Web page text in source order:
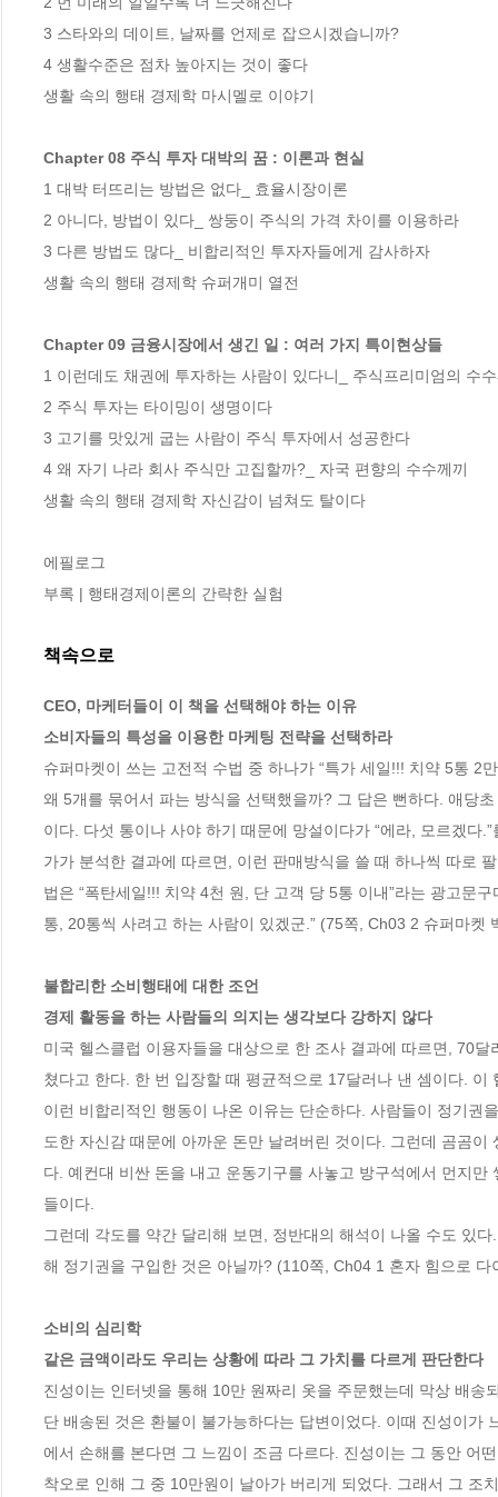
3 스타와의 데이트, 날짜를 언제로 잡으시겠습니까?
4 생활수준은 점차 높아지는 것이 좋다
생활 속의 행태 경제학 마시멜로 이야기
Chapter 08 주식 투자 대박의 꿈 : 이론과 현실
1 대박 터뜨리는 방법은 없다_ 효율시장이론
2 아니다, 방법이 있다_ 쌍둥이 주식의 가격 차이를 이용하라
3 다른 방법도 많다_ 비합리적인 투자자들에게 감사하자
생활 속의 행태 경제학 슈퍼개미 열전
Chapter 09 금융시장에서 생긴 일 : 여러 가지 특이현상들
1 이런데도 채권에 투자하는 사람이 있다니_ 주식프리미엄의 수
2 주식 투자는 타이밍이 생명이다
3 고기를 맛있게 굽는 사람이 주식 투자에서 성공한다
4 왜 자기 나라 회사 주식만 고집할까?_ 자국 편향의 수수께끼
생활 속의 행태 경제학 자신감이 넘쳐도 탈이다
에필로그
부록 | 행태경제이론의 간략한 실험
책속으로
CEO, 마케터들이 이 책을 선택해야 하는 이유
소비자들의 특성을 이용한 마케팅 전략을 선택하라
슈퍼마켓이 쓰는 고전적 수법 중 하나가 “특가 세일!!! 치약 5통 2
왜 5개를 묶어서 파는 방식을 선택했을까? 그 답은 뻔하다. 애당
이다. 다섯 통이나 사야 하기 때문에 망설이다가 “에라, 모르겠다
가가 분석한 결과에 따르면, 이런 판매방식을 쓸 때 하나씩 따로
법은 “폭탄세일!!! 치약 4천 원, 단 고객 당 5통 이내”라는 광고문
통, 20통씩 사려고 하는 사람이 있겠군.” (75쪽, Ch03 2 슈퍼마켓
불합리한 소비행태에 대한 조언
경제 활동을 하는 사람들의 의지는 생각보다 강하지 않다
미국 헬스클럽 이용자들을 대상으로 한 조사 결과에 따르면, 70
쳤다고 한다. 한 번 입장할 때 평균적으로 17달러나 낸 셈이다.
이런 비합리적인 행동이 나온 이유는 단순하다. 사람들이 정기권
도한 자신감 때문에 아까운 돈만 날려버린 것이다. 그런데 곰곰
다. 예컨대 비싼 돈을 내고 운동기구를 사놓고 방구석에서 먼지
들이다.
그런데 각도를 약간 달리해 보면, 정반대의 해석이 나올 수도 있
해 정기권을 구입한 것은 아닐까? (110쪽, Ch04 1 혼자 힘으로
소비의 심리학
같은 금액이라도 우리는 상황에 따라 그 가치를 다르게 판단한다
진성이는 인터넷을 통해 10만 원짜리 옷을 주문했는데 막상 배
단 배송된 것은 환불이 불가능하다는 답변이었다. 이때 진성이가
에서 손해를 본다면 그 느낌이 조금 다르다. 진성이는 그 동안 어
착오로 인해 그 중 10만원이 날아가 버리게 되었다. 그래서 그 조